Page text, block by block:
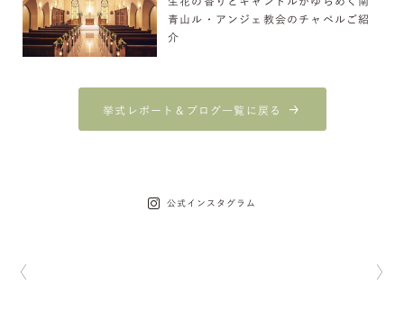
青山ル・アンジェ教会のチャペルご紹
介
挙式レポート＆ブログ一覧に戻る
公式インスタグラム